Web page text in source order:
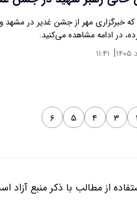
خبرگزاری مهر از جشن غدیر در مشهد
در ادامه مشاهده می‌کنید.
| ۱۱:۴۱
۳ ۴ ۵ ۶
از مطالب با ذکر منبع آزاد